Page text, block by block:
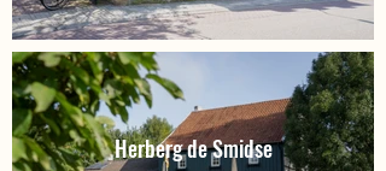
Herberg de Smidse